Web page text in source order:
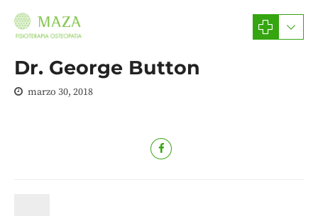
Dr. George Button
marzo 30, 2018